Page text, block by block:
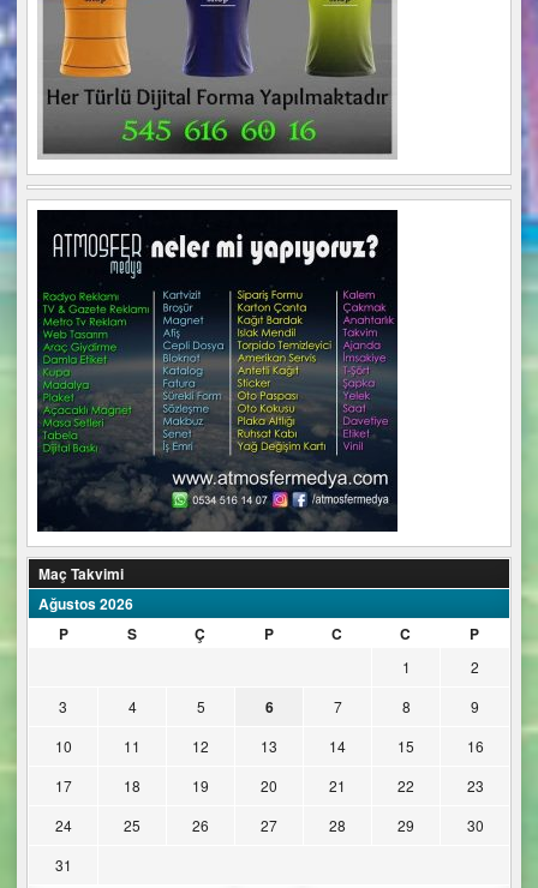
Maç Takvimi
Ağustos 2026
P
S Ç P C C P
1
2
3
4 5 6 7 8
9
10
11 12 13 14 15
16
17
18 19 20 21 22
23
24
25 26 27 28 29
30
31